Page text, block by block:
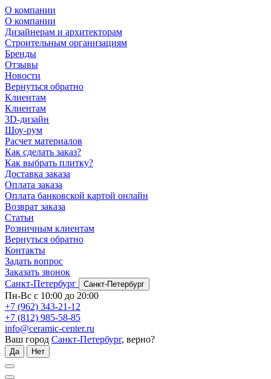
О компании
О компании
Дизайнерам и архитекторам
Строительным организациям
Бренды
Отзывы
Новости
Вернуться обратно
Клиентам
Клиентам
3D-дизайн
Шоу-рум
Расчет материалов
Как сделать заказ?
Как выбрать плитку?
Доставка заказа
Оплата заказа
Оплата банковской картой онлайн
Возврат заказа
Статьи
Розничным клиентам
Вернуться обратно
Контакты
Задать вопрос
Заказать звонок
Санкт-Петербург
Санкт-Петербург
Пн-Вс с 10:00 до 20:00
+7 (962) 343-21-12
+7 (812) 985-58-85
info@ceramic-center.ru
Ваш город Санкт-Петербург, верно?
Да Нет